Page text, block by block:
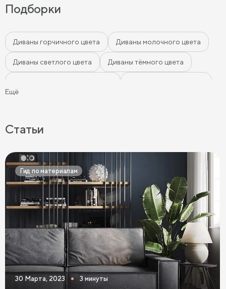
Подборки
Диваны горчичного цвета Диваны молочного цвета
Диваны светлого цвета Диваны тёмного цвета
Фиолетовые диваны Оранжевые диваны
Желтые диваны Красные диваны
Диваны шириной 110 см Раскладные диваны
Диваны в скандинавском стиле Диваны в стиле лофт
Белые диваны Бежевые диваны Зеленые диваны
Голубые диваны Выдвижные диваны
Диваны Пантограф Диваны Аккордеон
Ещё
Статьи
Гид по материалам
30 Марта, 2023 3 минуты